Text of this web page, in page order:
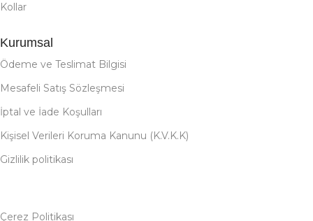
Kollar
Kurumsal
Ödeme ve Teslimat Bilgisi
Mesafeli Satış Sözleşmesi
İptal ve İade Koşulları
Kişisel Verileri Koruma Kanunu (K.V.K.K)
Gizlilik politikası
Çerez Politikası